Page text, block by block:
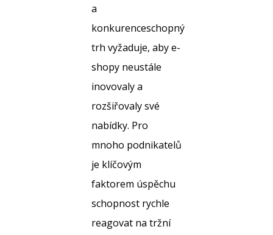
a
konkurenceschopný
trh vyžaduje, aby e-
shopy neustále
inovovaly a
rozšiřovaly své
nabídky. Pro
mnoho podnikatelů
je klíčovým
faktorem úspěchu
schopnost rychle
reagovat na tržní